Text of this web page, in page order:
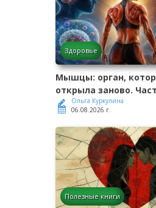
Здоровье
Мышцы: орган,
открыла заново.
Ольга Куркулина
06.08.2026 г.
Полезные книги